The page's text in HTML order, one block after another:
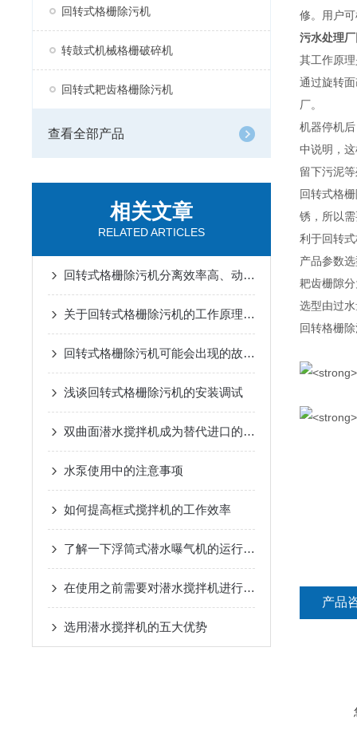
回转式格栅除污机
转鼓式机械格栅破碎机
回转式耙齿格栅除污机
查看全部产品
相关文章
RELATED ARTICLES
回转式格栅除污机分离效率高、动力消耗小
关于回转式格栅除污机的工作原理及优势分享
回转式格栅除污机可能会出现的故障及解决方案
浅谈回转式格栅除污机的安装调试
双曲面潜水搅拌机成为替代进口的产品
水泵使用中的注意事项
如何提高框式搅拌机的工作效率
了解一下浮筒式潜水曝气机的运行原理及结构特点
在使用之前需要对潜水搅拌机进行调试
选用潜水搅拌机的五大优势
修。用户
污水处理
其工作原
通过旋转
厂。
机器停机
中说明，
留下污泥
回转式格
锈，所以
利于回转
产品参数
耙齿栅隙
选型由过
回转格栅
产品